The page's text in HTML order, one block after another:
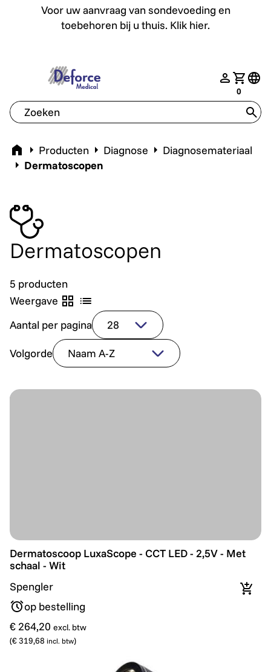
Voor uw aanvraag van sondevoeding en
toebehoren bij u thuis. Klik hier.
Voor uw aanvraag van sondevoeding en toebehoren bij
nav.login
Jouw
0
deforce.togglemenu
Home Producten Diagnose
Diagnosemateriaal
Dermatoscopen
Dermatoscopen
5 producten
Weergave
Aantal per pagina
Volgorde
Dermatoscoop LuxaScope - CCT LED - 2,5V - Met
Dermatoscoop LuxaScope - CCT LED - 2,5V - Met
schaal - Wit
Spengler
op bestelling
€ 264,20 excl. btw
(€ 319,68 incl. btw)
In